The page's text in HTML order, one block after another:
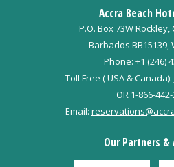
Accra Beach
P.O. Box 73W
Barbados BB15139,
Phone: +1 (246)
Toll Free ( USA & Canada):
OR 1-866-
Email:
Our Partners &